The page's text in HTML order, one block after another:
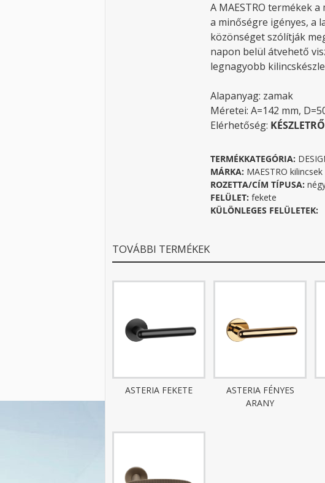
A MAESTRO termékek
a minőségre igényes, a
közönséget szólítják
napon belül átvehető
legnagyobb
Alapanyag: zamak
Méretei: A=142 mm,
Elérhetőség:
TERMÉKKATEGÓRIA:
MÁRKA: MAESTRO kilincsek
ROZETTA/CÍM TÍPUSA:
FELÜLET: fekete
KÜLÖNLEGES FELÜLETEK:
TOVÁBBI TERMÉKEK
ASTERIA FEKETE
ASTERIA FÉNYES
ARANY